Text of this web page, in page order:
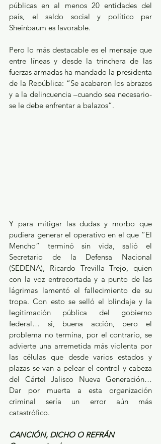
públicas en al menos 20 entidades del
país, el saldo social y político par
Sheinbaum es favorable.
Pero lo más destacable es el mensaje que
entre líneas y desde la trinchera de las
fuerzas armadas ha mandado la presidenta
de la República: “Se acabaron los abrazos
y a la delincuencia –cuando sea necesario-
se le debe enfrentar a balazos”.
Y para mitigar las dudas y morbo que
pudiera generar el operativo en el que “El
Mencho” terminó sin vida, salió el
Secretario de la Defensa Nacional
(SEDENA), Ricardo Trevilla Trejo, quien
con la voz entrecortada y a punto de las
lágrimas lamentó el fallecimiento de su
tropa. Con esto se selló el blindaje y la
legitimación pública del gobierno
federal… sí, buena acción, pero el
problema no termina, por el contrario, se
advierte una arremetida más violenta por
las células que desde varios estados y
plazas se van a pelear el control y cabeza
del Cártel Jalisco Nueva Generación…
Dar por muerta a esta organización
criminal sería un error aún más
catastrófico.
CANCIÓN, DICHO O REFRÁN